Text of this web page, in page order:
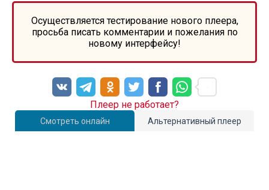
Осуществляется тестирование нового плеера,
просьба писать комментарии и пожелания по
новому интерфейсу!
Смотреть онлайн Альтернативный плеер
Плеер не работает?